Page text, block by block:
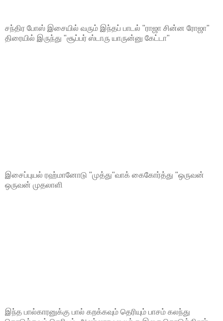
சந்திர போஸ் இசையில் வரும் இந்தப் பாடல் "ராஜா சின்ன ரோஜா"
திரையில் இருந்து "சூப்பர் ஸ்டாரு யாருன்னு கேட்டா"
இசைப்புயல் ரஹ்மானோடு "முத்து"வாக் கைகோர்த்து "ஒருவன்
ஒருவன் முதலாளி
இந்த பால்காரனுக்கு பால் கறக்கவும் தெரியும் பாசம் கலந்து